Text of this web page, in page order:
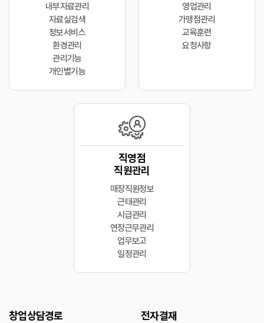
내부자료관리
자료실검색
정보서비스
환경관리
관리기능
개인별기능
영업관리
가맹점관리
교육훈련
요청사항
직영점
직원관리
매장직원정보
근태관리
시급관리
연장근무관리
업무보고
일정관리
창업상담경로 전자결재